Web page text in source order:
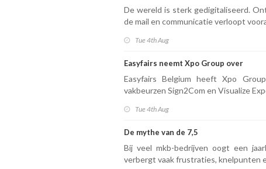
De wereld is sterk gedigitaliseerd.
de mail en communicatie verloopt
Tue 4th Aug
Easyfairs neemt Xpo Group over
Easyfairs Belgium heeft Xpo
vakbeurzen Sign2Com en Visualize
Tue 4th Aug
De mythe van de 7,5
Bij veel mkb-bedrijven oogt een
verbergt vaak frustraties, knelpunten